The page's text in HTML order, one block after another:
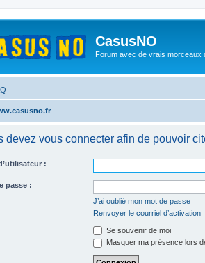
CasusNO
Forum avec de vrais morceaux
devez vous connecter afin de pouvoir
:
passe :
J’ai oublié mon mot de passe
Renvoyer le courriel d’activation
Se souvenir de moi
Masquer ma présence lors